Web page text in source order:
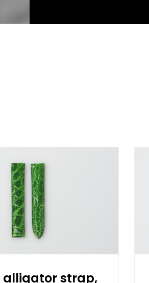
alligator strap,